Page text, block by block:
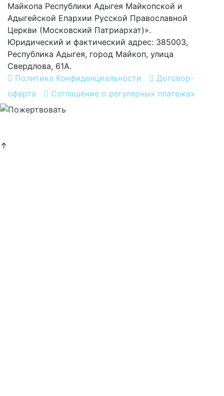
Майкопа Республики Адыгея Майкопской и
Адыгейской Епархии Русской Православной
Церкви (Московский Патриархат)».
Юридический и фактический адрес: 385003,
Республика Адыгея, город Майкоп, улица
Свердлова, 61А.
Политика Конфиденциальности
Договор-
оферта
Соглашение о регулярных платежах
↑